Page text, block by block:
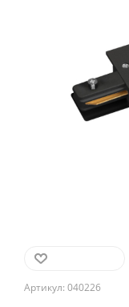
Артикул: 040226